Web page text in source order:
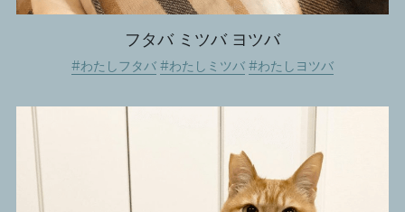
フタバ ミツバ ヨツバ
#わたしフタバ #わたしミツバ #わたしヨツバ